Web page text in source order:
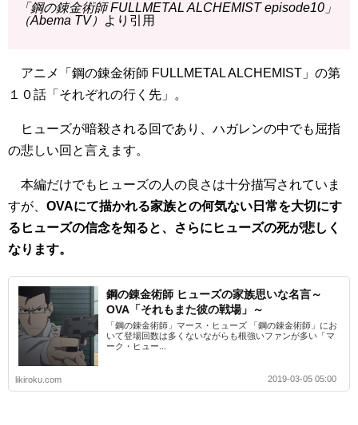
「鋼の錬金術師 FULLMETAL ALCHEMIST episode10」
（Abema TV）
より引用
アニメ「鋼の錬金術師 FULLMETAL ALCHEMIST」の第
１０話「それぞれの行く先」。
ヒューズが暗殺される回であり、ハガレンの中でも屈指
の悲しい回と言えます。
本編だけでもヒューズの人の良さは十分描写されていま
すが、 OVAにて描かれる家族との何気ない日常を大切にす
るヒューズの信念を知ると、さらにヒューズの死が悲しく
なります。
鋼の錬金術師 ヒューズの家族思いな名言～
OVA「それもまた彼の戦場」～
「鋼の錬金術師」マース・ヒューズ 「鋼の錬金術師」にお
いて登場回数は多くないながらも根強いファンが多い「マ
ーク・ヒュー...
likiroku.com 2019-03-05 05:00